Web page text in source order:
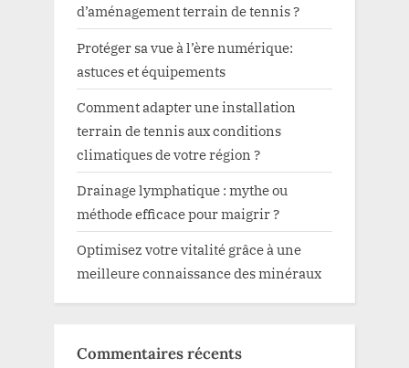
d’aménagement terrain de tennis ?
Protéger sa vue à l’ère numérique:
astuces et équipements
Comment adapter une installation
terrain de tennis aux conditions
climatiques de votre région ?
Drainage lymphatique : mythe ou
méthode efficace pour maigrir ?
Optimisez votre vitalité grâce à une
meilleure connaissance des minéraux
Commentaires récents